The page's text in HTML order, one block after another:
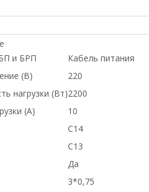
и БРП
Кабель питания
(В)
220
нагрузки (Вт)2200
(А)
10
C14
C13
Да
3*0,75